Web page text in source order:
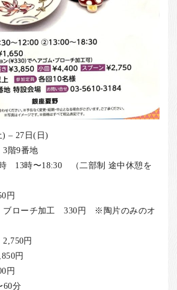
– 27日(日)
階9番地
13時〜18:30 （二部制 途中休憩を
円
ーチ加工 330円 ※陶片のみのオ
円
円
60分